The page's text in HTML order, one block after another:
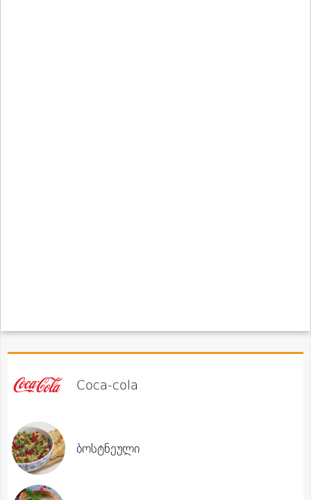
Coca-cola
ბოსტნეული